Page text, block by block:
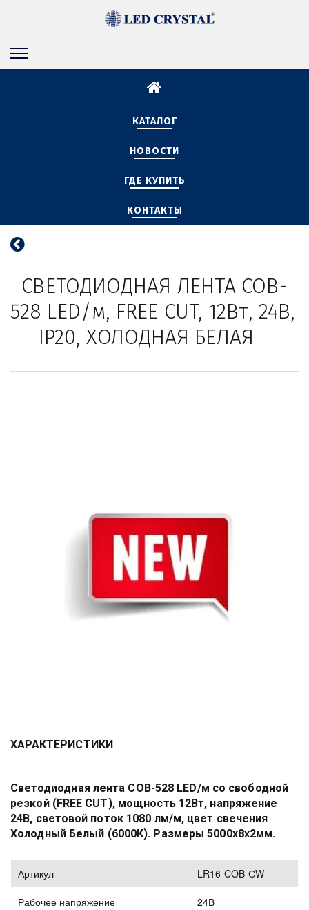
КАТАЛОГ
НОВОСТИ
ГДЕ КУПИТЬ
КОНТАКТЫ
СВЕТОДИОДНАЯ ЛЕНТА COB-
528 LED/м, FREE CUT, 12Вт, 24В,
IP20, ХОЛОДНАЯ БЕЛАЯ
ХАРАКТЕРИСТИКИ
Cветодиодная лента COB-528 LED/м со свободной
резкой (FREE CUT), мощность 12Вт, напряжение
24В, световой поток 1080 лм/м, цвет свечения
Холодный Белый (6000К). Размеры 5000х8х2мм.
Артикул LR16-COB-СW
Рабочее напряжение 24В